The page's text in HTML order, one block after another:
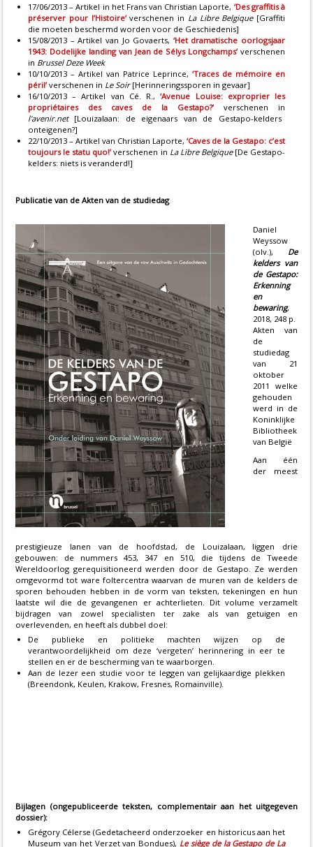
17/06/2013 – Artikel in het Frans van Christian Laporte, ‘Des graffitis à
préserver pour l’Histoire’verschenen in La Libre Belgique[Graffiti
die moeten beschermd worden voor de Geschiedenis]
15/08/2013 – Artikel van Jo Govaerts, ‘Het dramatische oorlogsjaar
1943: Dodelijke landing van Jean de Sélys Longchamps’ verschenen
in Brussel Deze Week
10/10/2013 – Artikel van Patrice Leprince, ‘Traces de mémoire en
péril’ verschenen in Le Soir[Herinneringssporen in gevaar]
16/10/2013 – Artikel van Cé. R.,‘Avenue Louise: exproprier les
propriétaires des caves de la Gestapo?’ verschenen in
l'avenir.net[Louizalaan: de eigenaars van de Gestapo-kelders
onteigenen?]
22/10/2013 – Artikel van Christian Laporte, ‘Caves de la Gestapo: c’est
toujours le statu quo!’ verschenen in La Libre Belgique[De Gestapo-
kelders: niets is veranderd!]
Publicatie van de Akten van de studiedag
Daniel
Weyssow
(olv.), De
kelders van
de Gestapo:
Erkenning
en
bewaring,
2018, 248 p.
Akten van
de
studiedag
van 21
oktober
2011 welke
gehouden
werd in de
Koninklijke
Bibliotheek
van België
Aan één
der meest
prestigieuze lanen van de hoofdstad, de Louizalaan, liggen drie
gebouwen: de nummers 453, 347 en 510, die tijdens de Tweede
Wereldoorlog gerequisitioneerd werden door de Gestapo. Ze werden
omgevormd tot ware foltercentra waarvan de muren van de kelders de
sporen behouden hebben in de vorm van teksten, tekeningen en hun
laatste wil die de gevangenen er achterlieten. Dit volume verzamelt
bijdragen van zowel specialisten ter zake als van getuigen en
overlevenden, en heeft als dubbel doel:
De publieke en politieke machten wijzen op de
verantwoordelijkheid om deze ‘vergeten’ herinnering in eer te
stellen en er de bescherming van te waarborgen.
Aan de lezer een studie voor te leggen van gelijkaardige plekken
(Breendonk, Keulen, Krakow, Fresnes, Romainville).
Bijlagen (ongepubliceerde teksten, complementair aan het uitgegeven
dossier):
Grégory Célerse (Gedetacheerd onderzoeker en historicus aan het
Museum van het Verzet van Bondues), Le siège de la Gestapo de La